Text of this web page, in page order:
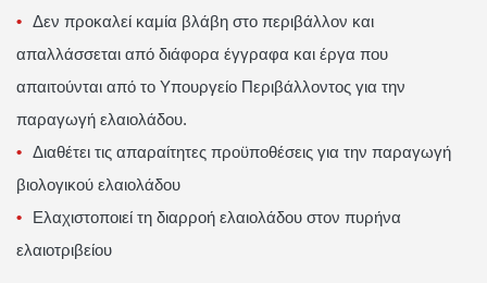
Δεν προκαλεί καμία βλάβη στο περιβάλλον και
απαλλάσσεται από διάφορα έγγραφα και έργα που
απαιτούνται από το Υπουργείο Περιβάλλοντος για την
παραγωγή ελαιολάδου.
Διαθέτει τις απαραίτητες προϋποθέσεις για την παραγωγή
βιολογικού ελαιολάδου
Ελαχιστοποιεί τη διαρροή ελαιολάδου στον πυρήνα
ελαιοτριβείου